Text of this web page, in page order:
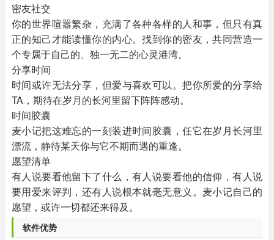
密友社交
你的世界喧嚣繁杂，充满了各种各样的人和事，但只有真
正的知己才能读懂你的内心。找到你的密友，共同营造一
个专属于自己的、独一无二的心灵港湾。
分享时间
时间或许无法分享，但爱与喜欢可以。把你所爱的分享给
TA，期待在岁月的长河里留下阵阵感动。
时间胶囊
麦小记把这难忘的一刻装进时间胶囊，任它在岁月长河里
漂流，静待某天你与它不期而遇的重逢。
愿望清单
有人说要看他留下了什么，有人说要看他的信仰，有人说
要用爱来评判，还有人说根本就毫无意义。麦小记自己的
愿望，或许一切都还来得及。
软件优势